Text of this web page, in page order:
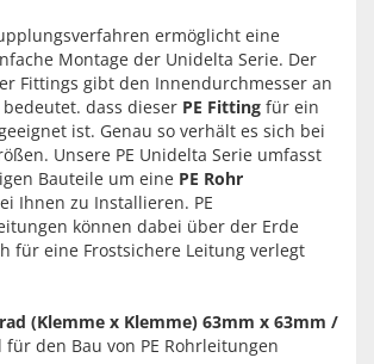
ermöglicht eine
Montage der Unidelta Serie. Der
Fittings gibt den Innendurchmesser an
bedeutet. dass dieser PE Fitting für ein
ist. Genau so verhält es sich bei
Unsere PE Unidelta Serie umfasst
Bauteile um eine PE Rohr
Ihnen zu Installieren. PE
können dabei über der Erde
für eine Frostsichere Leitung verlegt
(Klemme x Klemme) 63mm x 63mm /
den Bau von PE Rohrleitungen